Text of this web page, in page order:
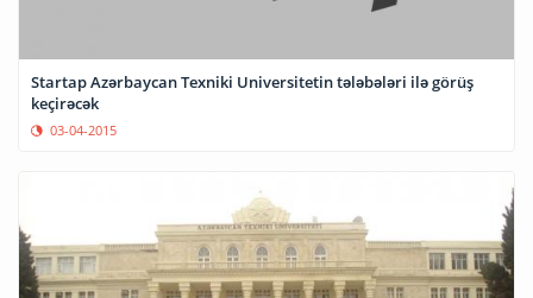
Startap Azərbaycan Texniki Universitetin tələbələri ilə görüş
keçirəcək
03-04-2015